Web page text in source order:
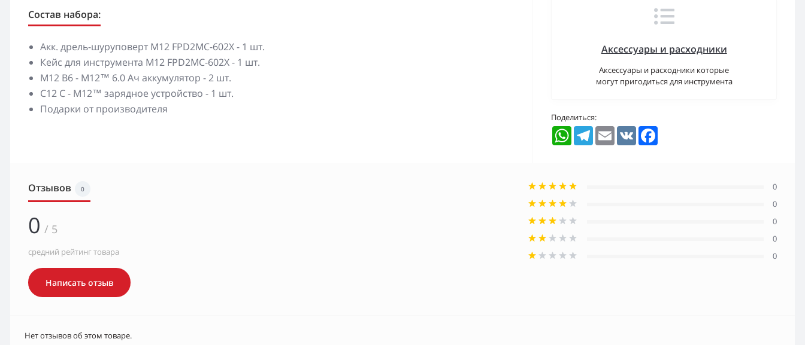
Состав набора:
Акк. дрель-шуруповерт M12 FPD2MC-602X - 1 шт.
Кейс для инструмента M12 FPD2MC-602X - 1 шт.
M12 B6 - М12™ 6.0 Ач аккумулятор - 2 шт.
C12 C - М12™ зарядное устройство - 1 шт.
Подарки от производителя
Аксессуары и расходники
Аксессуары и расходники которые
могут пригодиться для инструмента
Поделиться:
WhatsAppTelegramEmail VK
Отзывов 0
0 / 5
средний рейтинг товара
Написать отзыв
0
0
0
0
0
Нет отзывов об этом товаре.